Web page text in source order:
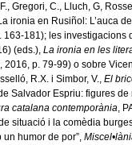
Gregori, C., Lluch, G,
ironia en Rusiñol: L’auca
163-181); les
(eds.), La ironia en les
2016, p. 79-99) o sobre
R.X. i Simbor, V., El
Espriu: figures
catalana contemporània,
situació i la comèdia
humor de por”,